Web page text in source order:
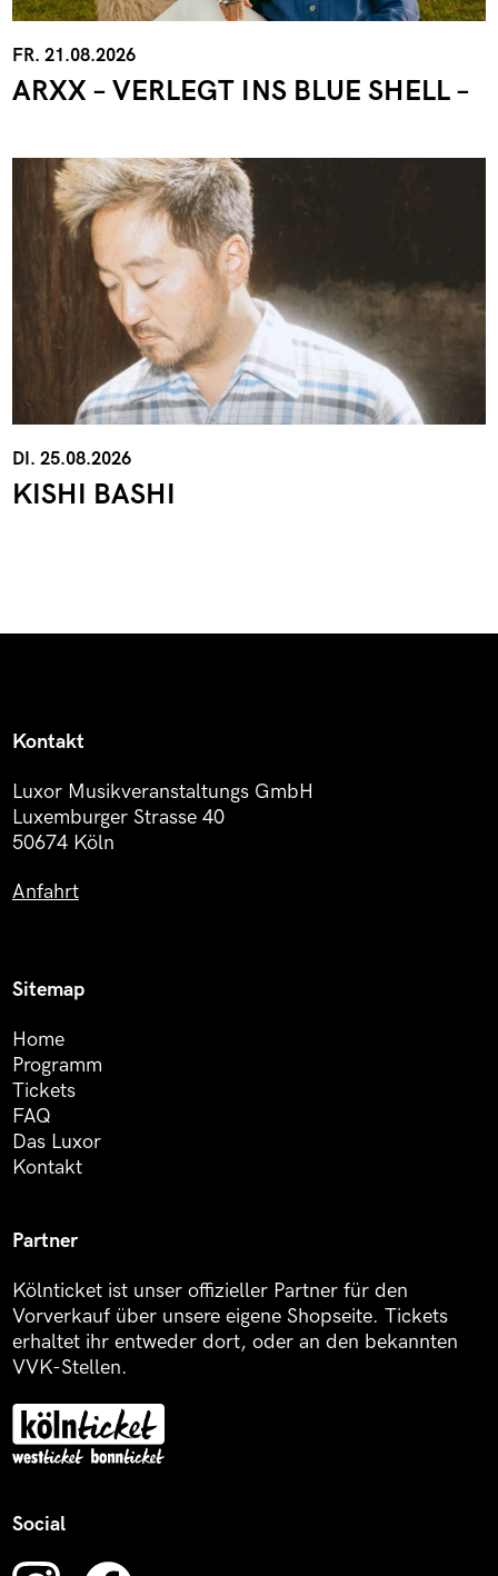
FR. 21.08.2026
ARXX – VERLEGT INS BLUE SHELL –
DI. 25.08.2026
KISHI BASHI
Kontakt
Luxor Musikveranstaltungs GmbH
Luxemburger Strasse 40
50674 Köln
Anfahrt
Sitemap
Home
Programm
Tickets
FAQ
Das Luxor
Kontakt
Partner
Kölnticket ist unser offizieller Partner für den
Vorverkauf über unsere eigene Shopseite. Tickets
erhaltet ihr entweder dort, oder an den bekannten
VVK-Stellen.
Social